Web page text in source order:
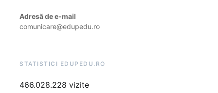
Adresă de e-mail
comunicare@edupedu.ro
STATISTICI EDUPEDU.RO
466.028.228 vizite